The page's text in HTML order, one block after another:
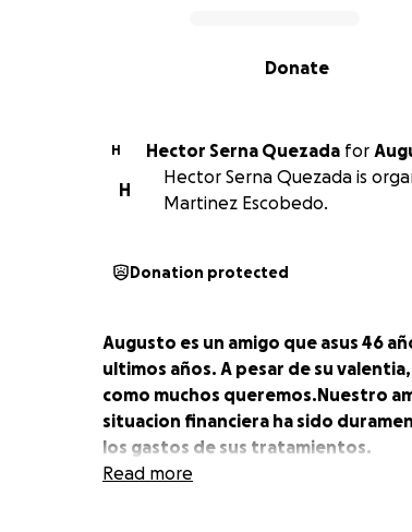
Donate
H Hector Serna Quezada for
H
Hector Serna Quezada is
Martinez Escobedo.
Donation protected
Augusto es un amigo que asus 46
ultimos años. A pesar de su
como muchos queremos.Nuestro
situacion financiera ha sido
los gastos de sus tratamientos.
Read more